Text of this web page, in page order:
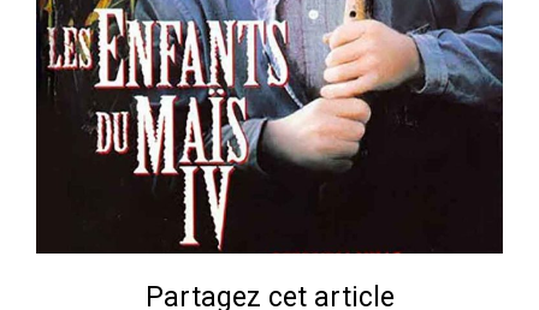
Partagez cet article